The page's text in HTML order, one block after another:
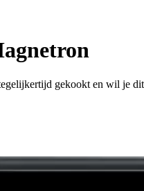
gekookt en wil je